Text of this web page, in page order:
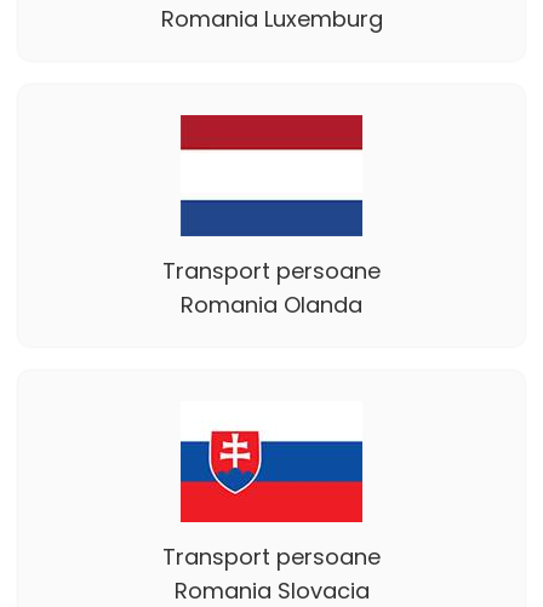
Romania Luxemburg
Transport persoane
Romania Olanda
Transport persoane
Romania Slovacia